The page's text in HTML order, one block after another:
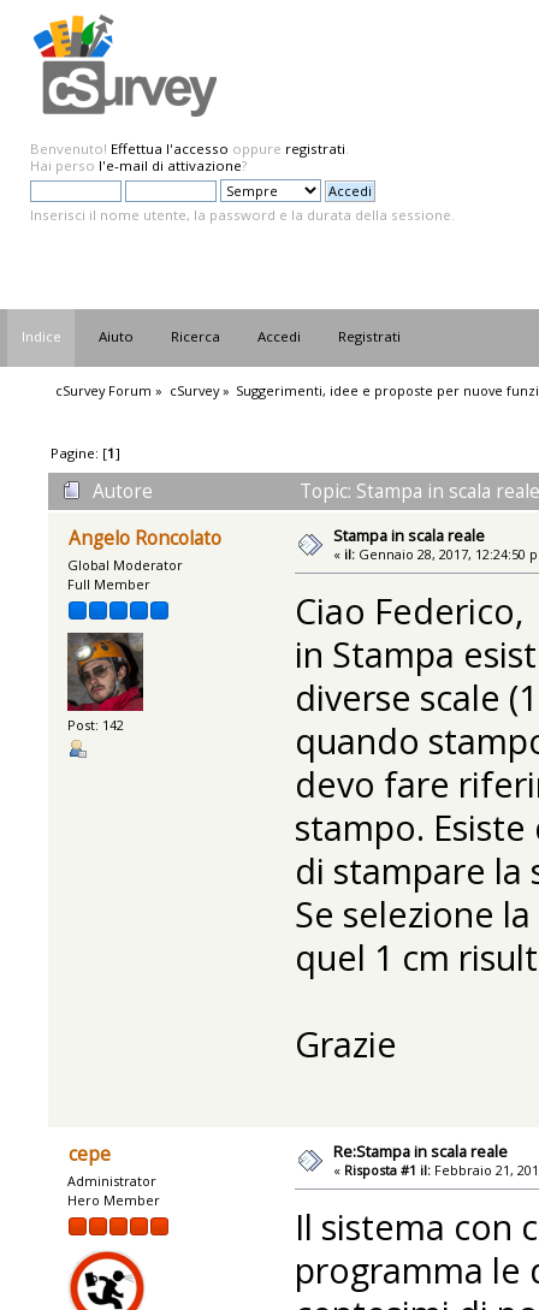
Benvenuto! Effettua l'accesso oppure registrati.
Hai perso l'e-mail di attivazione?
Inserisci il nome utente, la password e la durata della sessione.
Indice Aiuto Ricerca Accedi Registrati
cSurvey Forum » cSurvey» Suggerimenti, idee e proposte per nuove
Pagine: [1]
Autore
Topic: Stampa in scala
Angelo Roncolato
Global Moderator
Full Member
Post: 142
Stampa in scala reale
« il: Gennaio 28, 2017, 12:24:50
Ciao Federico,
in Stampa
diverse scale
quando
devo fare
stampo.
di stampare la
Se selezione
quel 1 cm
Grazie
cepe
Administrator
Hero Member
Re:Stampa in scala reale
« Risposta #1 il: Febbraio 21,
Il sistema con
programma le